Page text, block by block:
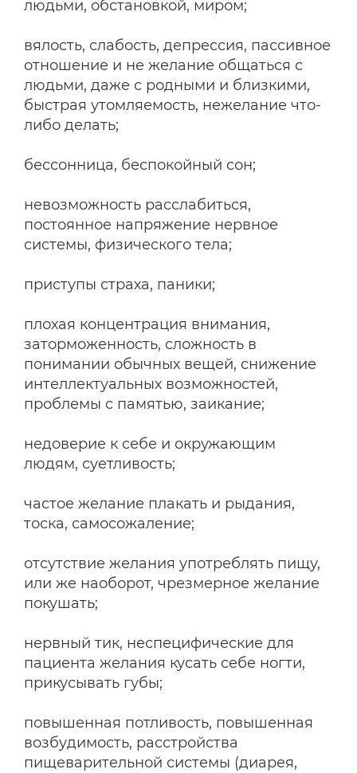
людьми, обстановкой, миром;
вялость, слабость, депрессия, пассивное
отношение и не желание общаться с
людьми, даже с родными и близкими,
быстрая утомляемость, нежелание что-
либо делать;
бессонница, беспокойный сон;
невозможность расслабиться,
постоянное напряжение нервное
системы, физического тела;
приступы страха, паники;
плохая концентрация внимания,
заторможенность, сложность в
понимании обычных вещей, снижение
интеллектуальных возможностей,
проблемы с памятью, заикание;
недоверие к себе и окружающим
людям, суетливость;
частое желание плакать и рыдания,
тоска, самосожаление;
отсутствие желания употреблять пищу,
или же наоборот, чрезмерное желание
покушать;
нервный тик, неспецифические для
пациента желания кусать себе ногти,
прикусывать губы;
повышенная потливость, повышенная
возбудимость, расстройства
пищеварительной системы (диарея,